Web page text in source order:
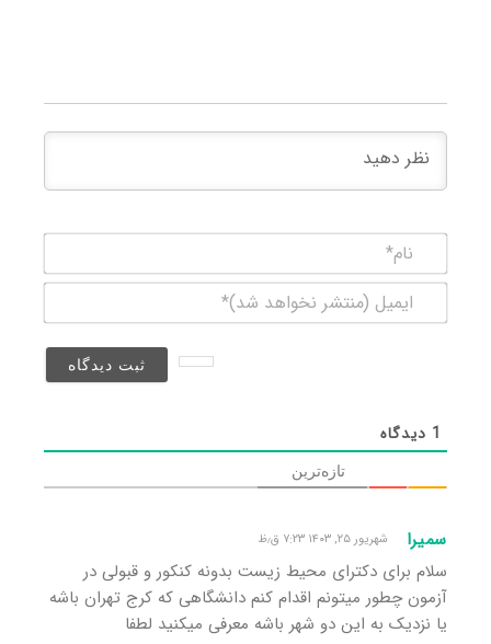
(منتشر
1 دیدگاه
تازه‌ترین
سمیرا شهریور ۲۵, ۱۴۰۳ ۷:۲۳ ق٫ظ
سلام برای دکترای محیط زیست بدونه کنکور و قبولی در
آزمون چطور میتونم اقدام کنم دانشگاهی که کرج تهران باشه
یا نزدیک به این دو شهر باشه معرفی میکنید لطفا